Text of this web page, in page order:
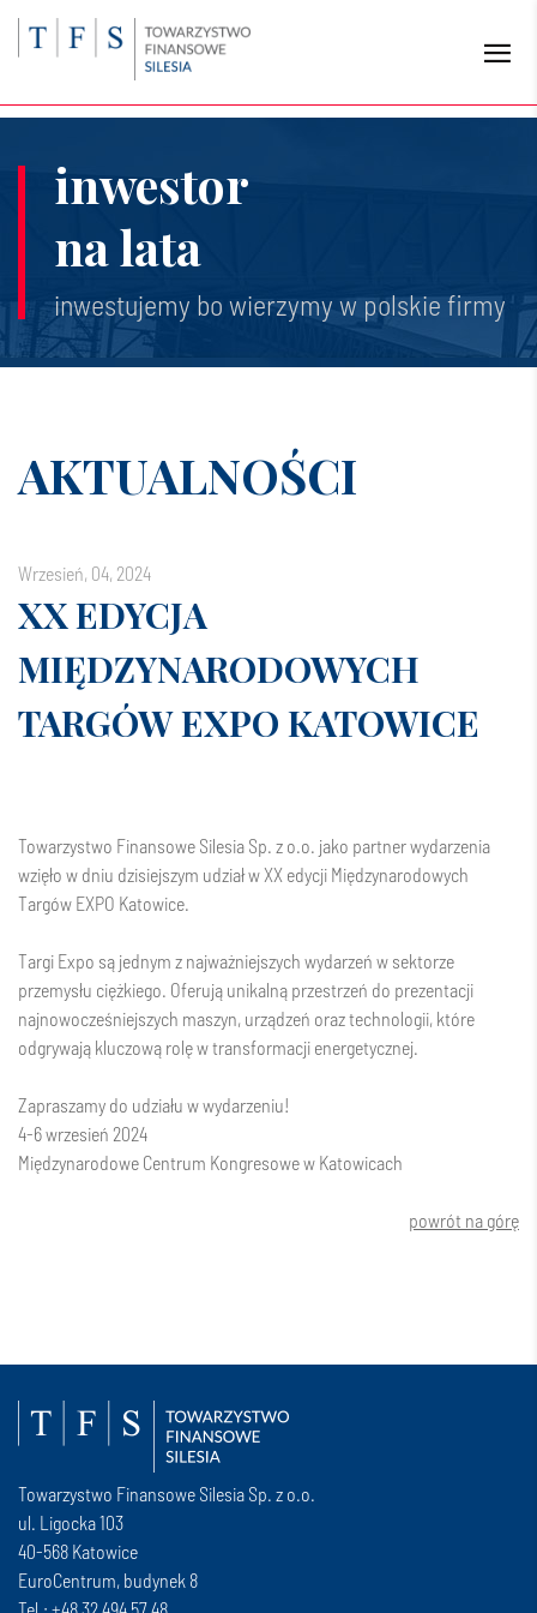
inwestor
na lata
inwestujemy bo wierzymy w polskie firmy
AKTUALNOŚCI
wrzesień, 04, 2024
XX EDYCJA
MIĘDZYNARODOWYCH
TARGÓW EXPO KATOWICE
Towarzystwo Finansowe Silesia Sp. z o.o. jako partner wydarzenia
wzięło w dniu dzisiejszym udział w XX edycji Międzynarodowych
Targów EXPO Katowice.
Targi Expo są jednym z najważniejszych wydarzeń w sektorze
przemysłu ciężkiego. Oferują unikalną przestrzeń do prezentacji
najnowocześniejszych maszyn, urządzeń oraz technologii, które
odgrywają kluczową rolę w transformacji energetycznej.
Zapraszamy do udziału w wydarzeniu!
4-6 wrzesień 2024
Międzynarodowe Centrum Kongresowe w Katowicach
powrót na górę
Towarzystwo Finansowe Silesia Sp. z o.o.
ul. Ligocka 103
40-568 Katowice
EuroCentrum, budynek 8